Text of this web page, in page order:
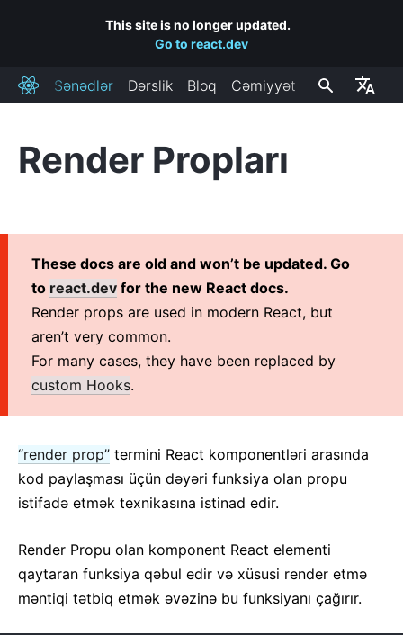
This site is no longer updated.
Go to react.dev
ReactSənədlər Dərslik Bloq Cəmiyyət
Render Propları
These docs are old and won’t be updated. Go
to react.dev for the new React docs.
Render props are used in modern React, but
aren’t very common.
For many cases, they have been replaced by
custom Hooks.
“render prop” termini React komponentləri arasında
kod paylaşması üçün dəyəri funksiya olan propu
istifadə etmək texnikasına istinad edir.
Render Propu olan komponent React elementi
qaytaran funksiya qəbul edir və xüsusi render etmə
məntiqi tətbiq etmək əvəzinə bu funksiyanı çağırır.
QURULMA
Səhifəyə React Əlavə Et
Yeni React Applikasiyası Yarat
CDN Linkləri
Buraxılış Kanalları
ƏSAS KONSEPSIYALAR
1. Salam Dünya
2. JSX-ə Giriş
4. Komponent və Proplar
5. State və Lifecycle
7. Şərti Render Edilmə
8. Siyahılar və Açarlar
9. Anketlər